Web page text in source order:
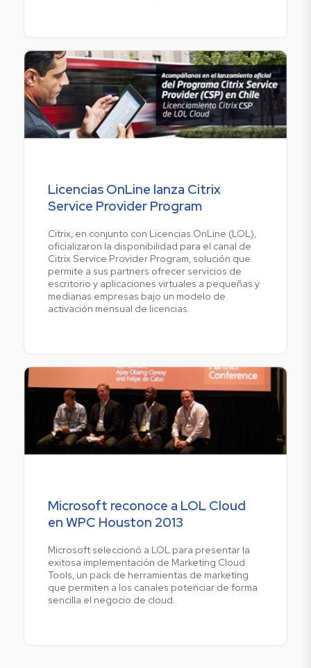
Licencias OnLine lanza Citrix
Service Provider Program
Citrix, en conjunto con Licencias OnLine (LOL),
oficializaron la disponibilidad para el canal de
Citrix Service Provider Program, solución que
permite a sus partners ofrecer servicios de
escritorio y aplicaciones virtuales a pequeñas y
medianas empresas bajo un modelo de
activación mensual de licencias.
Microsoft reconoce a LOL Cloud
en WPC Houston 2013
Microsoft seleccionó a LOL para presentar la
exitosa implementación de Marketing Cloud
Tools, un pack de herramientas de marketing
que permiten a los canales potenciar de forma
sencilla el negocio de cloud.